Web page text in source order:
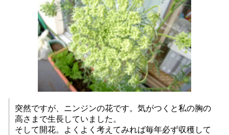
突然ですが、ニンジンの花です。気がつくと私の胸の
高さまで生長していました。
そして開花。よくよく考えてみれば毎年必ず収穫して